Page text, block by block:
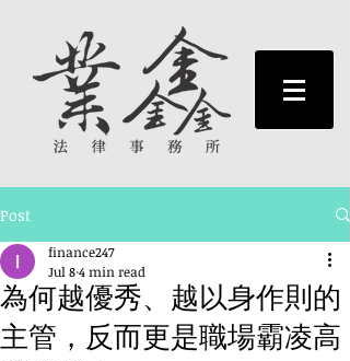
Post
為何越優秀、越以身作則的
主管，反而更是職場霸凌高
finance247
Jul 84 min read